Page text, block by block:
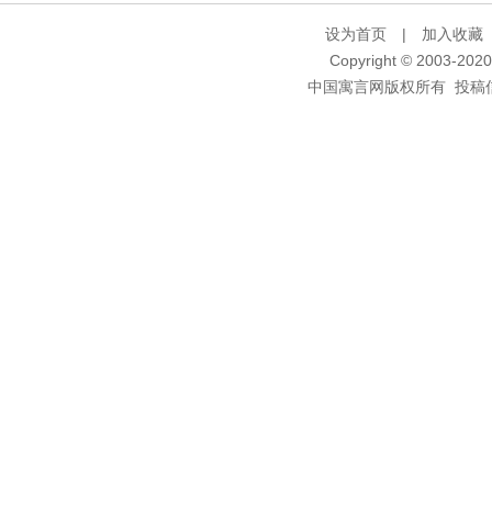
设为首页 | 加入收藏
Copyright © 2003-
中国寓言网版权所有 投